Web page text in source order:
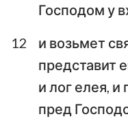
Господом у
12
и возьмет
представит
и лог елея, и
пред